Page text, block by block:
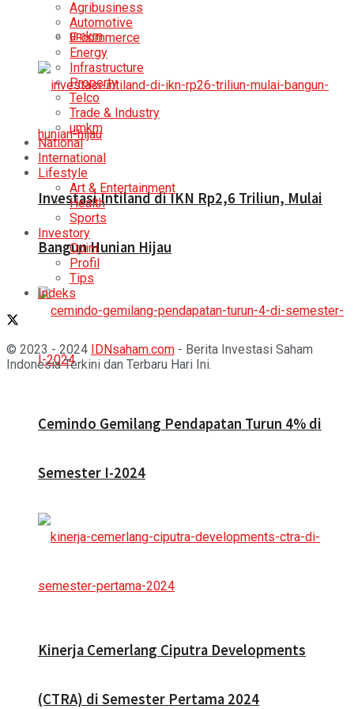
umkm
Investasi Intiland di IKN Rp2,6 Triliun, Mulai
Bangun Hunian Hijau
Cemindo Gemilang Pendapatan Turun 4% di
Semester I-2024
Kinerja Cemerlang Ciputra Developments
(CTRA) di Semester Pertama 2024
Agribusiness
Automotive
E-commerce
Energy
Infrastructure
Property
Telco
Trade & Industry
umkm
National
International
Lifestyle
Art & Entertainment
Health
Sports
Investory
Opini
Profil
Tips
Indeks
© 2023 - 2024 IDNsaham.com - Berita Investasi Saham
Indonesia Terkini dan Terbaru Hari Ini.